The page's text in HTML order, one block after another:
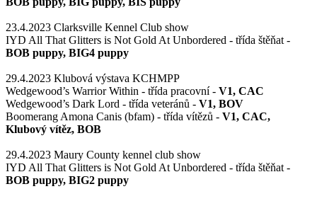
23.4.2023 Clarksville Kennel Club show
IYD All That Glitters is Not Gold At Unbordered - třída štěňat -
BOB puppy, BIG4 puppy
29.4.2023 Klubová výstava KCHMPP
Wedgewood’s Warrior Within - třída pracovní - V1, CAC
Wedgewood’s Dark Lord - třída veteránů - V1, BOV
Boomerang Amona Canis (bfam) - třída vítězů - V1, CAC,
Klubový vítěz, BOB
29.4.2023 Maury County kennel club show
IYD All That Glitters is Not Gold At Unbordered - třída štěňat -
BOB puppy, BIG2 puppy